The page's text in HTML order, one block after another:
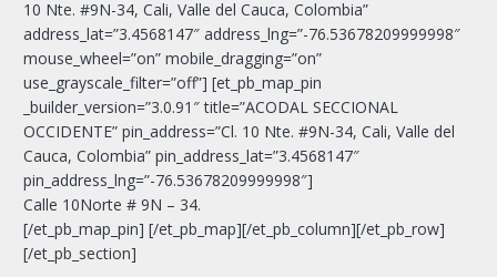
10 Nte. #9N-34, Cali, Valle del Cauca, Colombia”
address_lat=”3.4568147″ address_lng=”-76.53678209999998″
mouse_wheel=”on” mobile_dragging=”on”
use_grayscale_filter=”off”] [et_pb_map_pin
_builder_version=”3.0.91″ title=”ACODAL SECCIONAL
OCCIDENTE” pin_address=”Cl. 10 Nte. #9N-34, Cali, Valle del
Cauca, Colombia” pin_address_lat=”3.4568147″
pin_address_lng=”-76.53678209999998″]
Calle 10Norte # 9N – 34.
[/et_pb_map_pin] [/et_pb_map][/et_pb_column][/et_pb_row]
[/et_pb_section]